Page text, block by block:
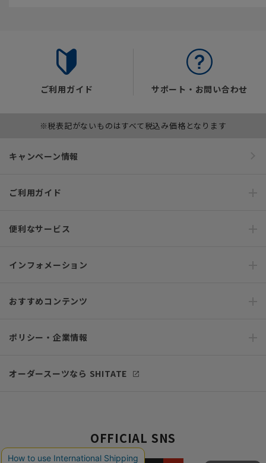
ご利用ガイド サポート・お問い合わせ
※税表記がないものはすべて税込み価格となります
キャンペーン情報
ご利用ガイド
便利なサービス
インフォメーション
おすすめコンテンツ
ポリシー・企業情報
オーダースーツなら SHITATE
OFFICIAL SNS